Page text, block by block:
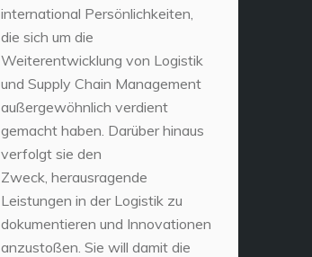
international Persönlichkeiten,
die sich um die
Weiterentwicklung von Logistik
und Supply Chain Management
außergewöhnlich verdient
gemacht haben. Darüber hinaus
verfolgt sie den
Zweck, herausragende
Leistungen in der Logistik zu
dokumentieren und Innovationen
anzustoßen. Sie will damit die